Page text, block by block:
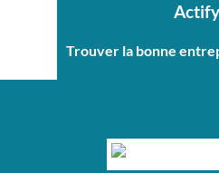
Actify
Trouver la bonne